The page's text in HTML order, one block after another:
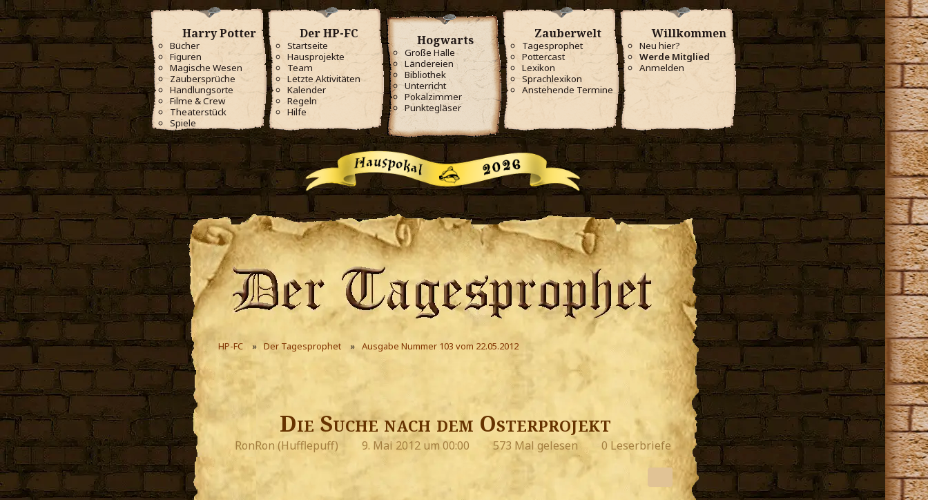
Harry Potter
Bücher
Figuren
Magische Wesen
Zaubersprüche
Handlungsorte
Filme & Crew
Theaterstück
Spiele
Der HP-FC
Startseite
Hausprojekte
Team
Letzte Aktivitäten
Kalender
Regeln
Hilfe
Hogwarts
Große Halle
Ländereien
Bibliothek
Unterricht
Pokalzimmer
Punktegläser
Zauberwelt
Tagesprophet
Pottercast
Lexikon
Sprachlexikon
Anstehende Termine
Willkommen
Neu hier?
Werde Mitglied
Anmelden
HP-FC Der Tagesprophet Ausgabe Nummer 103 vom 22.05.2012
Die Suche nach dem Osterprojekt
RonRon (Hufflepuff) 9. Mai 2012 um 00:00 573 Mal gelesen 0 Leserbriefe